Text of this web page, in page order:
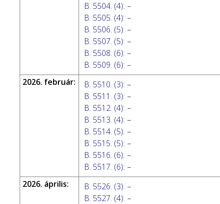
B. 5504. (4): –
B. 5505. (4): –
B. 5506. (5): –
B. 5507. (5): –
B. 5508. (6): –
B. 5509. (6): –
2026. február:
B. 5510. (3): –
B. 5511. (3): –
B. 5512. (4): –
B. 5513. (4): –
B. 5514. (5): –
B. 5515. (5): –
B. 5516. (6): –
B. 5517. (6): –
2026. április:
B. 5526. (3): –
B. 5527. (4): –